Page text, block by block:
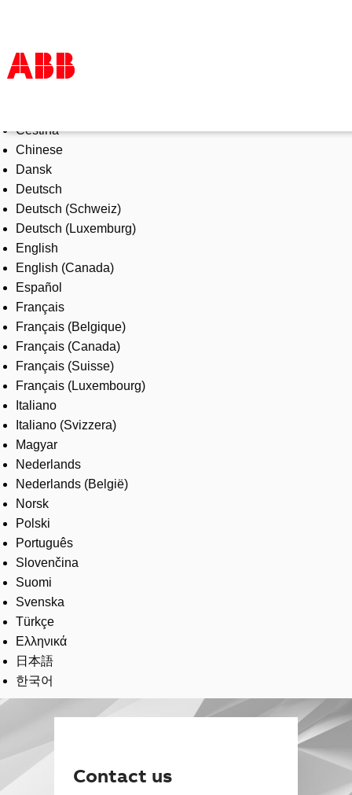
Products & Solutions
Industries
Services
About us
Where to buy
Contact us
Careers
Čeština
Chinese
Dansk
Deutsch
Deutsch (Schweiz)
Deutsch (Luxemburg)
English
English (Canada)
Español
Français
Français (Belgique)
Français (Canada)
Français (Suisse)
Français (Luxembourg)
Italiano
Italiano (Svizzera)
Magyar
Nederlands
Nederlands (België)
Norsk
Polski
Português
Slovenčina
Suomi
Svenska
Türkçe
Ελληνικά
日本語
한국어
Contact us